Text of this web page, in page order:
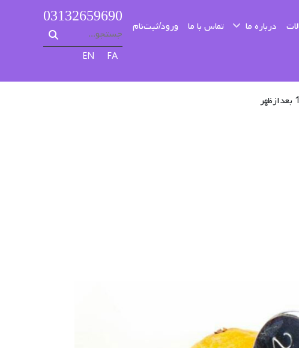
درباره ما تماس با ما
ورود/ثبت‌نام
03132659690
زبان خود را انتخاب کنید
FA
EN